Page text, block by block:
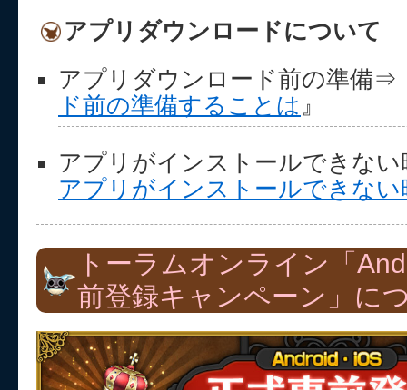
アプリダウンロードについて
アプリダウンロード前の準備⇒
ド前の準備することは 』
アプリがインストールできな
アプリがインストールできない
トーラムオンライン「
前登録キャンペーン」に